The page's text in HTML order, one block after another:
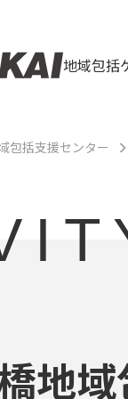
地域包括
包括支援センター
地